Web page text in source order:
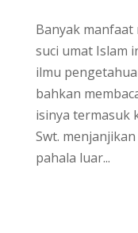
Banyak manfaat
suci umat Islam
ilmu
bahkan
isinya termasuk
Swt.
pahala luar...